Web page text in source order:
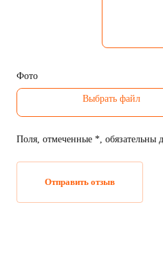
Фото
Поля, отмеченные *, обязательны
Отправить отзыв